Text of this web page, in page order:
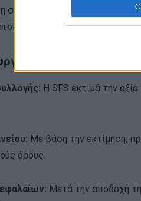
συλλογή τους χωρίς να
η διαδικασία
Η SFS εκτιμά την
Με βάση την εκτίμηση,
όρους.
Μετά την αποδοχή